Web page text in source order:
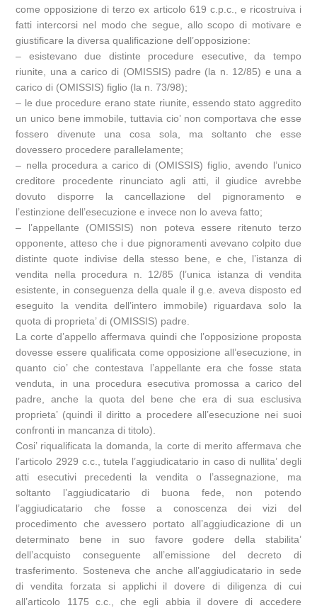
come opposizione di terzo ex articolo 619 c.p.c., e ricostruiva i
fatti intercorsi nel modo che segue, allo scopo di motivare e
giustificare la diversa qualificazione dell’opposizione:
– esistevano due distinte procedure esecutive, da tempo
riunite, una a carico di (OMISSIS) padre (la n. 12/85) e una a
carico di (OMISSIS) figlio (la n. 73/98);
– le due procedure erano state riunite, essendo stato aggredito
un unico bene immobile, tuttavia cio’ non comportava che esse
fossero divenute una cosa sola, ma soltanto che esse
dovessero procedere parallelamente;
– nella procedura a carico di (OMISSIS) figlio, avendo l’unico
creditore procedente rinunciato agli atti, il giudice avrebbe
dovuto disporre la cancellazione del pignoramento e
l’estinzione dell’esecuzione e invece non lo aveva fatto;
– l’appellante (OMISSIS) non poteva essere ritenuto terzo
opponente, atteso che i due pignoramenti avevano colpito due
distinte quote indivise della stesso bene, e che, l’istanza di
vendita nella procedura n. 12/85 (l’unica istanza di vendita
esistente, in conseguenza della quale il g.e. aveva disposto ed
eseguito la vendita dell’intero immobile) riguardava solo la
quota di proprieta’ di (OMISSIS) padre.
La corte d’appello affermava quindi che l’opposizione proposta
dovesse essere qualificata come opposizione all’esecuzione, in
quanto cio’ che contestava l’appellante era che fosse stata
venduta, in una procedura esecutiva promossa a carico del
padre, anche la quota del bene che era di sua esclusiva
proprieta’ (quindi il diritto a procedere all’esecuzione nei suoi
confronti in mancanza di titolo).
Cosi’ riqualificata la domanda, la corte di merito affermava che
l’articolo 2929 c.c., tutela l’aggiudicatario in caso di nullita’ degli
atti esecutivi precedenti la vendita o l’assegnazione, ma
soltanto l’aggiudicatario di buona fede, non potendo
l’aggiudicatario che fosse a conoscenza dei vizi del
procedimento che avessero portato all’aggiudicazione di un
determinato bene in suo favore godere della stabilita’
dell’acquisto conseguente all’emissione del decreto di
trasferimento. Sosteneva che anche all’aggiudicatario in sede
di vendita forzata si applichi il dovere di diligenza di cui
all’articolo 1175 c.c., che egli abbia il dovere di accedere